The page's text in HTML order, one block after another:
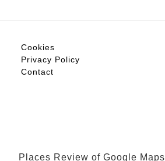
Cookies
Privacy Policy
Contact
Places Review of Google Maps